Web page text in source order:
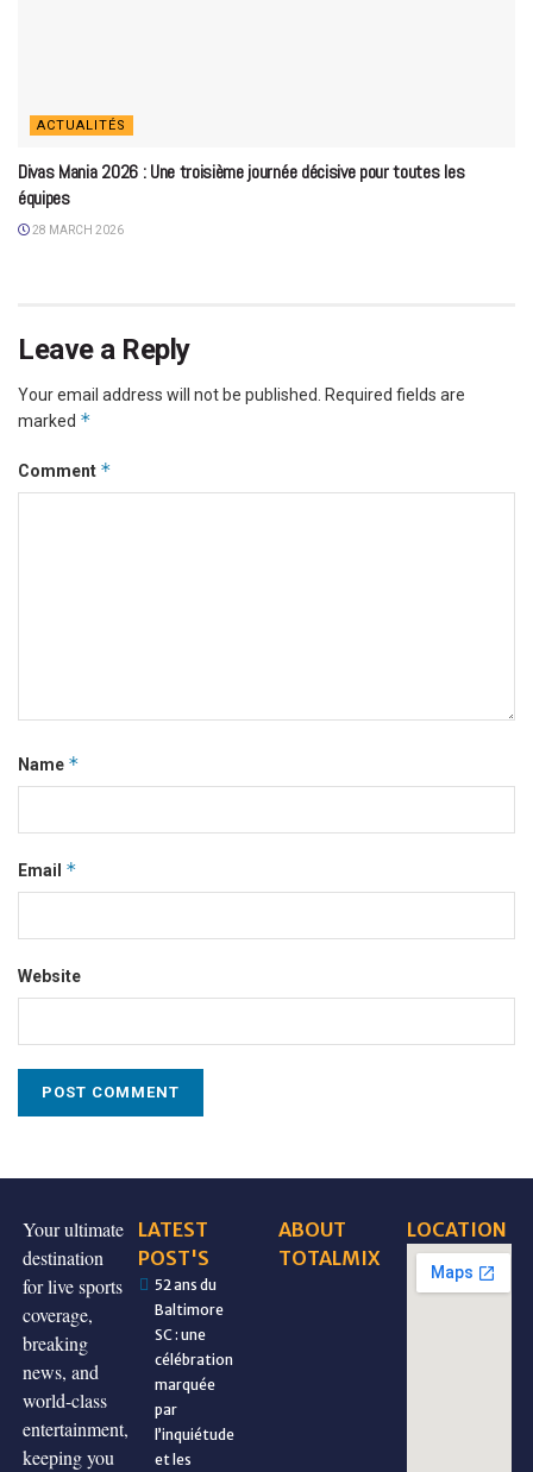
ACTUALITÉS
Divas Mania 2026 : Une troisième journée décisive pour toutes les
équipes
28 MARCH 2026
Leave a Reply
Your email address will not be published. Required fields are
marked *
Comment *
Name *
Email *
Website
Your ultimate
destination
for live sports
coverage,
breaking
news, and
world-class
entertainment,
keeping you
LATEST
POST'S
52 ans du
Baltimore
SC : une
célébration
marquée
par
l’inquiétude
et les
ABOUT
TOTALMIX
LOCATION